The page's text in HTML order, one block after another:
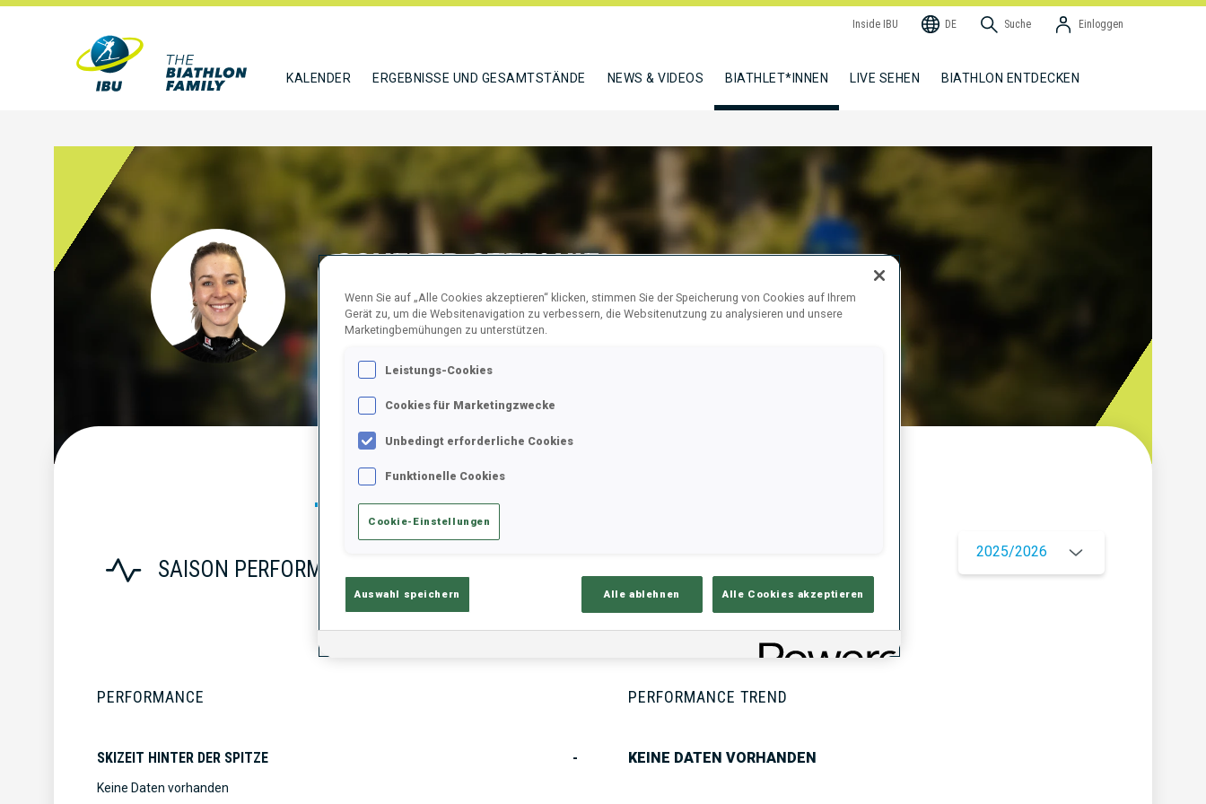
Inside IBU DE Suche Einloggen
KALENDER ERGEBNISSE UND GESAMTSTÄNDE NEWS & VIDEOS BIATHLET*INNEN LIVE SEHEN BIATHLON ENTDECKEN
SCHERER STEFANIE
GER
FOLGEN
Statistik Ergebnisse und Gesamtstände
SAISON PERFORMANCE
2025/2026
PERFORMANCE
SKIZEIT HINTER DER SPITZE -
Keine Daten vorhanden
PERFORMANCE TREND
KEINE DATEN VORHANDEN
Wenn Sie auf „Alle Cookies akzeptieren“ klicken, stimmen Sie der Speicherung von Cookies auf Ihrem
Gerät zu, um die Websitenavigation zu verbessern, die Websitenutzung zu analysieren und unsere
Marketingbemühungen zu unterstützen.
Leistungs-Cookies
Cookies für Marketingzwecke
Unbedingt erforderliche Cookies
Funktionelle Cookies
Cookie-Einstellungen
Auswahl speichern Alle ablehnen Alle Cookies akzeptieren